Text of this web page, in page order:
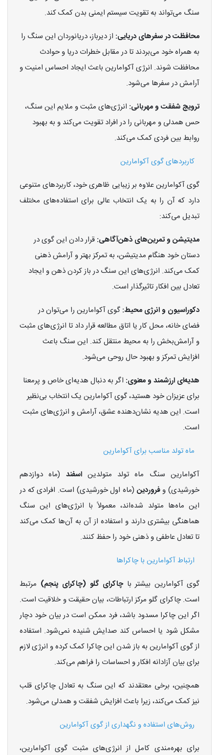
سنگ می‌تواند به تقویت سیستم ایمنی بدن کمک کند.
محافظت در سفرهای دریایی: از دیرباز، دریانوردان این سنگ را
به همراه خود می‌بردند تا در مقابل خطرات دریا و حوادث
محافظت شوند. انرژی آکوامارین باعث ایجاد احساس امنیت و
آرامش در سفرها می‌شود.
ترویج شفقت و مهربانی: انرژی‌های مثبت و ملایم این سنگ،
حس همدلی و مهربانی را در افراد تقویت می‌کند و به بهبود
روابط بین فردی کمک می‌کند.
کاربردهای گوی آکوامارین
گوی آکوامارین علاوه بر زیبایی ظاهری خود، کاربردهای متنوعی
دارد که آن را به یک انتخاب عالی برای استفاده‌های مختلف
تبدیل می‌کند:
مدیتیشن و تمرین‌های ذهن‌آگاهی: قرار دادن این گوی در
دستان خود هنگام مدیتیشن، به تمرکز بهتر و آرامش ذهنی
کمک می‌کند. انرژی‌های این سنگ در باز کردن ذهن و ایجاد
تعادل بین افکار تاثیرگذار است.
دکوراسیون و انرژی محیط: گوی آکوامارین را می‌توان در
فضای خانه، محل کار یا اتاق مطالعه قرار داد تا انرژی‌های مثبت
و آرامش‌بخش را به محیط منتقل کند. این سنگ باعث
افزایش تمرکز و بهبود حال روحی می‌شود.
هدیه‌ای ارزشمند و معنوی: اگر به دنبال هدیه‌ای خاص و پرمعنا
برای عزیزان خود هستید، گوی آکوامارین یک انتخاب بی‌نظیر
است. این هدیه نشان‌دهنده عشق، آرامش و انرژی‌های مثبت
است.
ماه تولد مناسب برای آکوامارین
آکوامارین سنگ ماه تولد متولدیناسفند (ماه دوازدهم
خورشیدی) وفروردین (ماه اول خورشیدی) است. افرادی که در
این ماه‌ها متولد شده‌اند، معمولاً با انرژی‌های این سنگ
هماهنگی بیشتری دارند و استفاده از آن به آن‌ها کمک می‌کند
تا تعادل عاطفی و ذهنی خود را حفظ کنند.
ارتباط آکوامارین با چاکراها
گوی آکوامارین بیشتر با چاکرای گلو (چاکرای پنجم) مرتبط
است. چاکرای گلو مرکز ارتباطات، بیان حقیقت و خلاقیت است.
اگر این چاکرا مسدود باشد، فرد ممکن است در بیان خود دچار
مشکل شود یا احساس کند صدایش شنیده نمی‌شود. استفاده
از گوی آکوامارین به باز شدن این چاکرا کمک کرده و انرژی لازم
برای بیان آزادانه افکار و احساسات را فراهم می‌کند.
همچنین، برخی معتقدند که این سنگ به تعادل چاکرای قلب
نیز کمک می‌کند، زیرا باعث افزایش شفقت و همدلی می‌شود.
روش‌های استفاده و نگهداری از گوی آکوامارین
برای بهره‌مندی کامل از انرژی‌های مثبت گوی آکوامارین،